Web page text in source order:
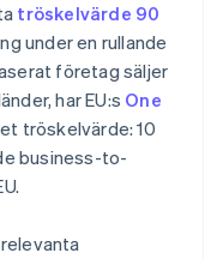
tröskelvärde 90
under en rullande
företag säljer
har EU:s One
tröskelvärde: 10
business-to-